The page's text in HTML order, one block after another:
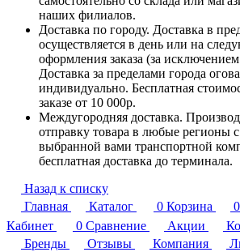
наших филиалов.
Доставка по городу. Доставка в
осуществляется в день или на
оформления заказа (за
Доставка за пределами города
индивидуально. Бесплатная
заказе от 10 000р.
Междугородняя доставка.
отправку товара в любые регионы
выбранной вами транспортной
бесплатная доставка до терминала.
Назад к списку
Главная
Каталог 0 Корзина 0
Кабинет
0 Сравнение Акции
Бренды
Отзывы Компания